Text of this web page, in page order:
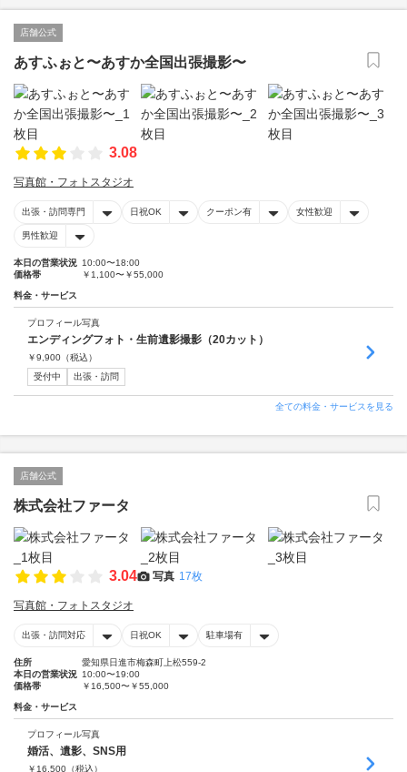
店舗公式
あすふぉと〜あすか全国出張撮影〜
3.08
写真館・フォトスタジオ
出張・訪問専門 日祝OK クーポン有 女性歓迎
男性歓迎
本日の営業状況 10:00〜18:00
価格帯
￥1,100〜￥55,000
料金・サービス
プロフィール写真
エンディングフォト・生前遺影撮影（20カット）
￥9,900 （税込）
受付中
出張・訪問
全ての料金・サービスを見る
店舗公式
株式会社ファータ
3.04 写真 17枚
写真館・フォトスタジオ
出張・訪問対応 日祝OK 駐車場有
住所
愛知県日進市梅森町上松559-2
本日の営業状況 10:00〜19:00
価格帯
￥16,500〜￥55,000
料金・サービス
プロフィール写真
婚活、遺影、SNS用
￥ 16,500 （税込）